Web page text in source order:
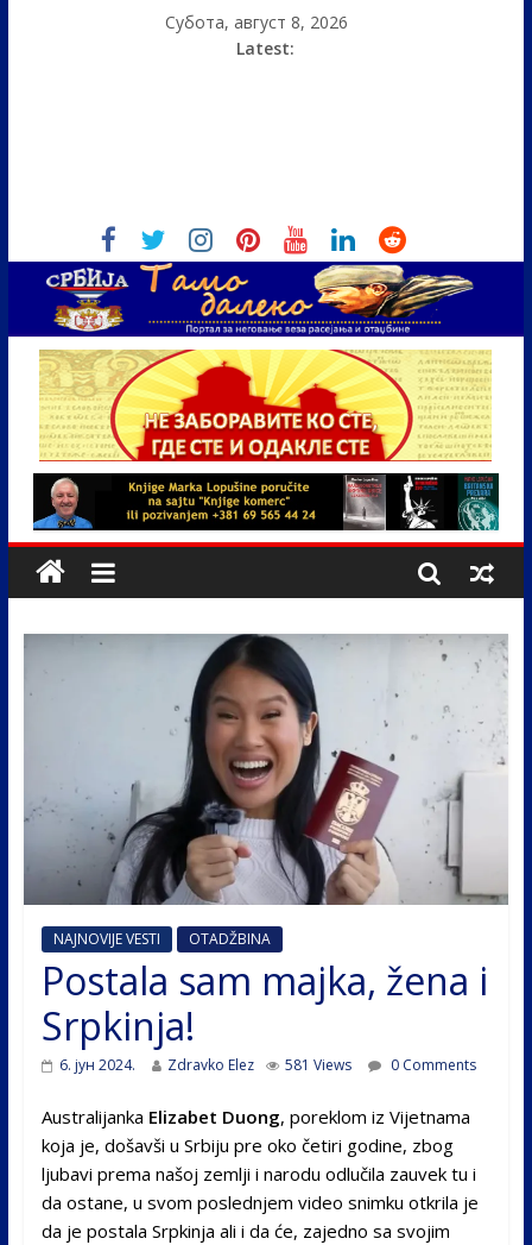
Субота, август 8, 2026
Latest:
NAJNOVIJE VESTI OTADŽBINA
Postala sam majka, žena i
Srpkinja!
6. јун 2024. Zdravko Elez 581 Views 0 Comments
Australijanka Elizabet Duong, poreklom iz Vijetnama
koja je, došavši u Srbiju pre oko četiri godine, zbog
ljubavi prema našoj zemlji i narodu odlučila zauvek tu i
da ostane, u svom poslednjem video snimku otkrila je
da je postala Srpkinja ali i da će, zajedno sa svojim